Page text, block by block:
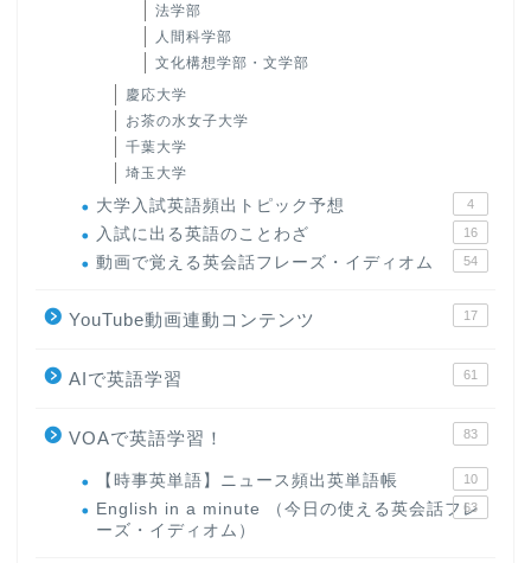
法学部
人間科学部
文化構想学部・文学部
慶応大学
お茶の水女子大学
千葉大学
埼玉大学
大学入試英語頻出トピック予想 4
入試に出る英語のことわざ 16
動画で覚える英会話フレーズ・イディオム 54
YouTube動画連動コンテンツ 17
AIで英語学習 61
VOAで英語学習！ 83
【時事英単語】ニュース頻出英単語帳 10
English in a minute （今日の使える英会話フレ
ーズ・イディオム）
63